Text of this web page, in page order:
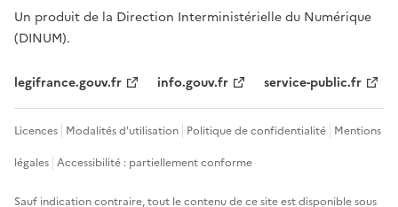
Un produit de la Direction Interministérielle du Numérique
(DINUM).
legifrance.gouv.fr info.gouv.fr service-public.fr
Licences Modalités d'utilisation Politique de confidentialité Mentions
légales Accessibilité : partiellement conforme
Sauf indication contraire, tout le contenu de ce site est disponible sous